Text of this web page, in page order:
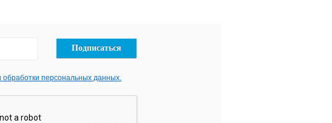
обработки персональных данных.